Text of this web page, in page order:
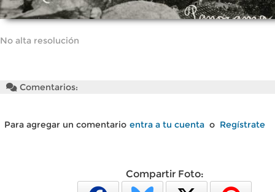
No alta resolución
Comentarios:
Para agregar un comentario entra a tu cuenta o Regístrate
Compartir Foto: